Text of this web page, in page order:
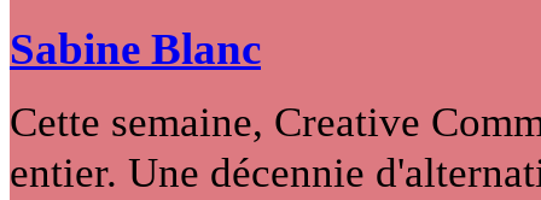
Sabine Blanc
Cette semaine, Creative
entier. Une décennie